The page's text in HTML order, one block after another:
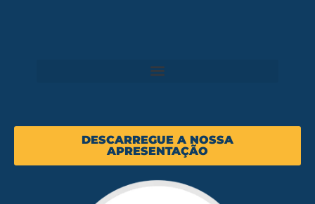
DESCARREGUE A NOSSA
APRESENTAÇÃO